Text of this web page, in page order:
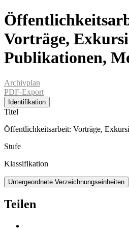
Vorträge,
Publikationen,
Archivplan
PDF-Export
Identifikation
Titel
Öffentlichkeitsarbeit: Vorträge,
Stufe
Klassifikation
Untergeordnete Verzeichnungseinheiten
Teilen